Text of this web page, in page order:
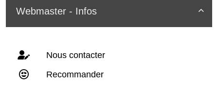

Webmaster - Infos
Nous contacter
Recommander